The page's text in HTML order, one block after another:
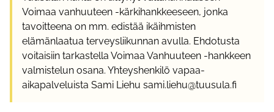
Voimaa vanhuuteen -kärkihankkeeseen, jonka
tavoitteena on mm. edistää ikäihmisten
elämänlaatua terveysliikunnan avulla. Ehdotusta
voitaisiin tarkastella Voimaa Vanhuuteen -hankkeen
valmistelun osana. Yhteyshenkilö vapaa-
aikapalveluista Sami Liehu sami.liehu@tuusula.fi